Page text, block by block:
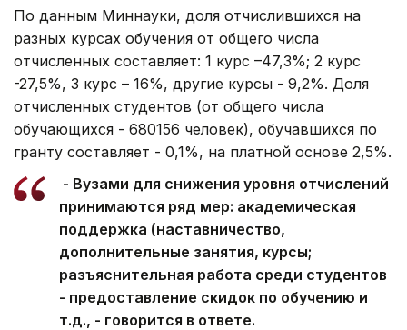
По данным Миннауки, доля отчислившихся на
разных курсах обучения от общего числа
отчисленных составляет: 1 курс –47,3%; 2 курс
-27,5%, 3 курс – 16%, другие курсы - 9,2%. Доля
отчисленных студентов (от общего числа
обучающихся - 680156 человек), обучавшихся по
гранту составляет - 0,1%, на платной основе 2,5%.
- Вузами для снижения уровня отчислений
принимаются ряд мер: академическая
поддержка (наставничество,
дополнительные занятия, курсы;
разъяснительная работа среди студентов
- предоставление скидок по обучению и
т.д., - говорится в ответе.